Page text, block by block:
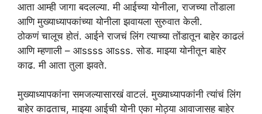
आता आम्ही जागा बदलल्या. मी आईच्या योनीला, राजच्या तोंडाला
आणि मुख्याध्यापकांच्या योनीला झवायला सुरुवात केली.
ठोकणं चालूच होतं. आईने राजचं लिंग त्याच्या तोंडातून बाहेर काढलं
आणि म्हणाली – आssss आsss. सोड. माझ्या योनीतून बाहेर
काढ. मी आता तुला झवते.
मुख्याध्यापकांना समजल्यासारखं वाटलं. मुख्याध्यापकांनी त्यांचं लिंग
बाहेर काढताच, माझ्या आईची योनी एका मोठ्या आवाजासह बाहेर